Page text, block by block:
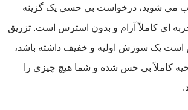
می شوید، درخواست بی حسی یک گزینه
ای کاملاً آرام و بدون استرس است. تزریق
یک سوزش اولیه و خفیف داشته باشد،
کاملاً بی حس شده و شما هیچ چیزی را